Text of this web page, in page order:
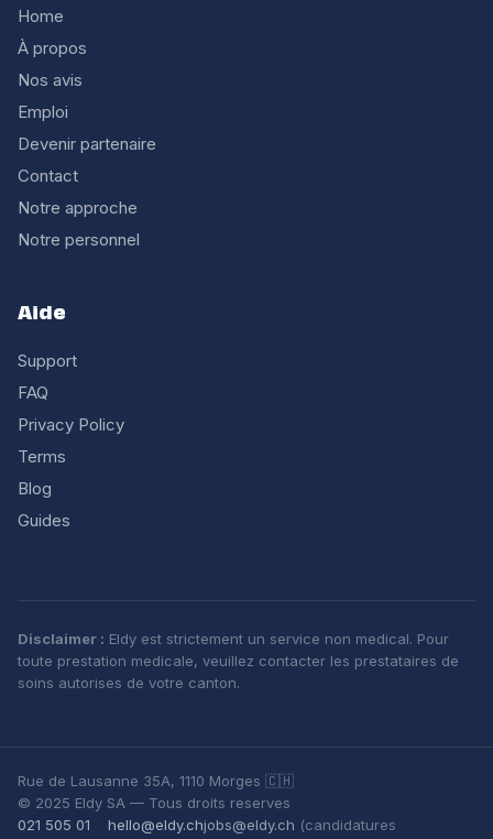
Home
À propos
Nos avis
Emploi
Devenir partenaire
Contact
Notre approche
Notre personnel
Aide
Support
FAQ
Privacy Policy
Terms
Blog
Guides
Disclaimer : Eldy est strictement un service non medical. Pour
toute prestation medicale, veuillez contacter les prestataires de
soins autorises de votre canton.
Rue de Lausanne 35A, 1110 Morges 🇨🇭
© 2025 Eldy SA — Tous droits reserves
021 505 01
hello@eldy.chjobs@eldy.ch (candidatures